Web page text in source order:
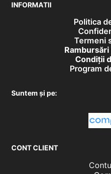
INFORMATII
Politica
Termeni
Condiţii
Program
Suntem și pe:
CONT CLIENT